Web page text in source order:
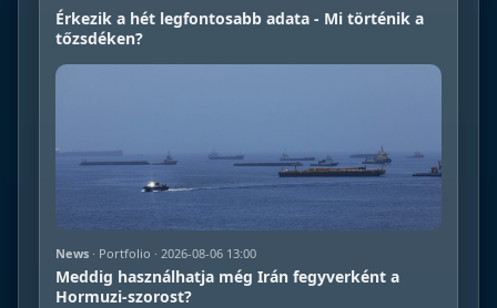
Érkezik a hét legfontosabb adata - Mi történik a
tőzsdéken?
News · Portfolio · 2026-08-06 13:00
Meddig használhatja még Irán fegyverként a
Hormuzi-szorost?